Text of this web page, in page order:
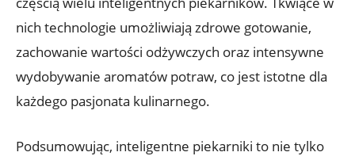
nich technologie umożliwiają zdrowe gotowanie,
zachowanie wartości odżywczych oraz intensywne
wydobywanie aromatów potraw, co jest istotne dla
każdego pasjonata kulinarnego.
Podsumowując, inteligentne piekarniki to nie tylko